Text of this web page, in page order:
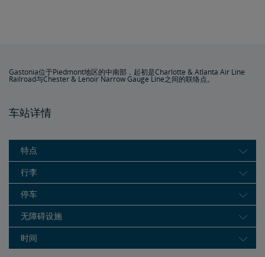
Gastonia位于Piedmont地区的中南部，起初是Charlotte & Atlanta Air Line
Railroad与Chester & Lenoir Narrow Gauge Line之间的联络点。
车站详情
特点
行李
停车
无障碍设施
时间